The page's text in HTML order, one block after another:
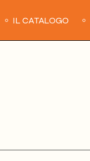
IL CATALOGO